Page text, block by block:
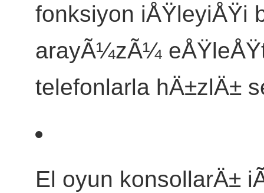
fonksiyon iÅŸleyiÅŸi
arayÃ¼zÃ¼
telefonlarla hÄ±zlÄ±
El oyun konsollarÄ±